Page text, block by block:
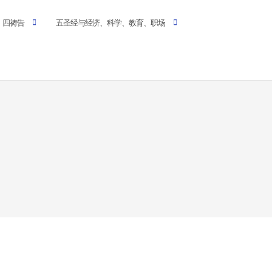
四祷告 五圣经与经济、科学、教育、职场